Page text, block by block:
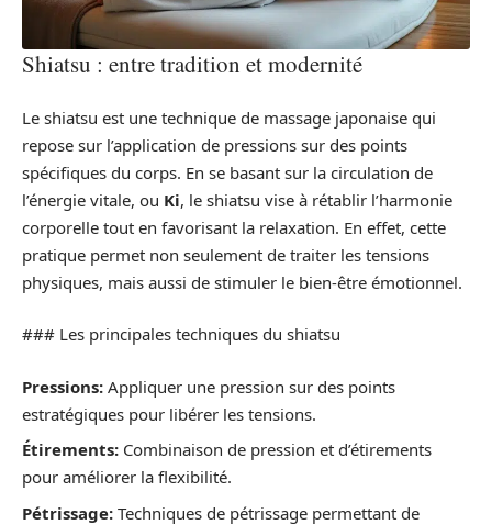
Shiatsu : entre tradition et modernité
Le shiatsu est une technique de massage japonaise qui
repose sur l’application de pressions sur des points
spécifiques du corps. En se basant sur la circulation de
l’énergie vitale, ou Ki, le shiatsu vise à rétablir l’harmonie
corporelle tout en favorisant la relaxation. En effet, cette
pratique permet non seulement de traiter les tensions
physiques, mais aussi de stimuler le bien-être émotionnel.
### Les principales techniques du shiatsu
Pressions: Appliquer une pression sur des points
estratégiques pour libérer les tensions.
Étirements: Combinaison de pression et d’étirements
pour améliorer la flexibilité.
Pétrissage: Techniques de pétrissage permettant de